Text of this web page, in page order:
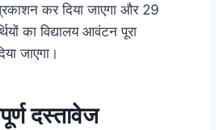
कर दिया जाएगा और 29
का विद्यालय आवंटन पूरा
जाएगा।
दस्तावेज